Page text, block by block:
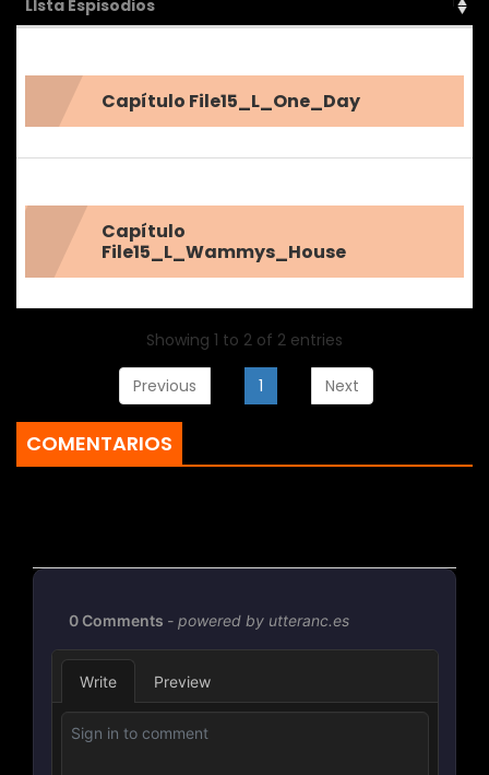
LIsta Espisodios
Capítulo File15_L_One_Day
Capítulo
File15_L_Wammys_House
Showing 1 to 2 of 2 entries
Previous 1 Next
COMENTARIOS